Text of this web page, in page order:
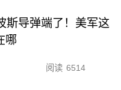
斯导弹端了！美军这
哪
阅读 6514